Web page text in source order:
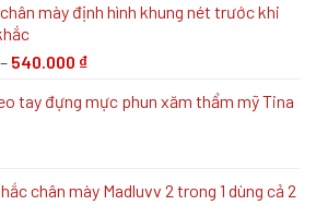
mày định hình khung nét trước khi
– 540.000 ₫
tay đựng mực phun xăm thẩm mỹ Tina
chân mày Madluvv 2 trong 1 dùng cả 2